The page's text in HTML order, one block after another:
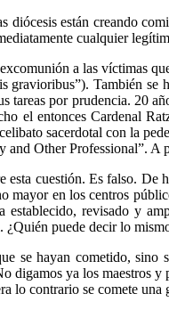
diócesis están creando
cualquier
a las víctimas
También
tareas por prudencia. 20
el entonces Cardenal
sacerdotal con la
Other Professional”. A
esta cuestión. Es falso.
mayor en los centros
establecido, revisado y
puede decir lo
se hayan cometido, sino
digamos ya los maestros
lo contrario se comete